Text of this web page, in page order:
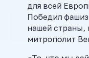
для всей
Победил
нашей страны,
митрополит